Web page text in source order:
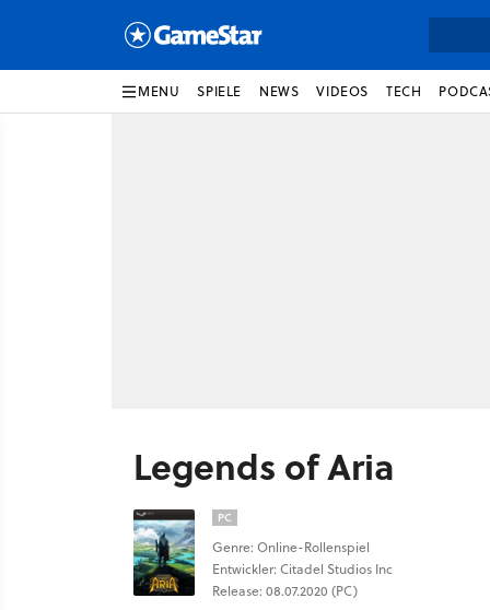
MENU SPIELE NEWS VIDEOS TECH
Legends of Aria
PC
Genre: Online-Rollenspiel
Entwickler: Citadel Studios Inc
Release: 08.07.2020 (PC)